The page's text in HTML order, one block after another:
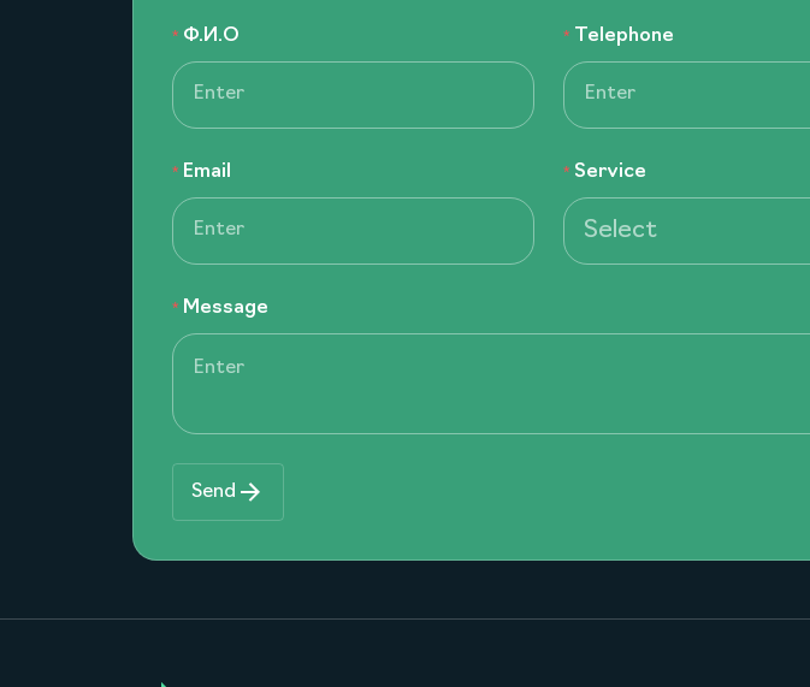
Ф.И.О Telephone
Email Service
Select
Message
Send